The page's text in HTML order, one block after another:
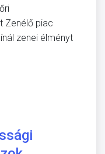
Zenélő piac
zenei élményt